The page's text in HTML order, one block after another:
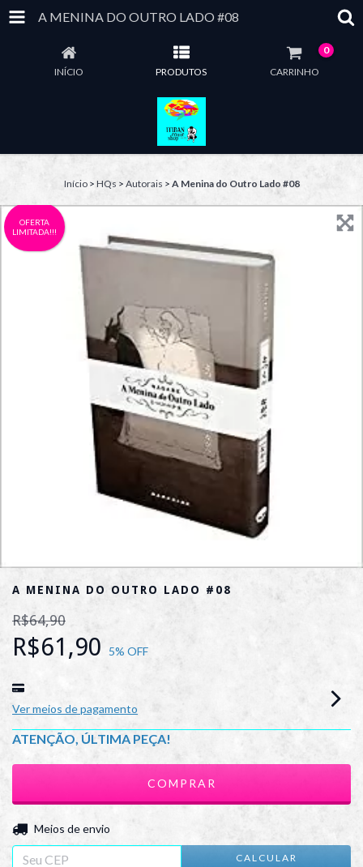
A MENINA DO OUTRO LADO #08
INÍCIO PRODUTOS CARRINHO
0
Início > HQs > Autorais > A Menina do Outro Lado #08
OFERTA
LIMITADA!!!
A MENINA DO OUTRO LADO #08
R$64,90
R$61,90 5% OFF
Ver meios de pagamento
ATENÇÃO, ÚLTIMA PEÇA!
Entregas para o CEP:
Meios de envio
CALCULAR